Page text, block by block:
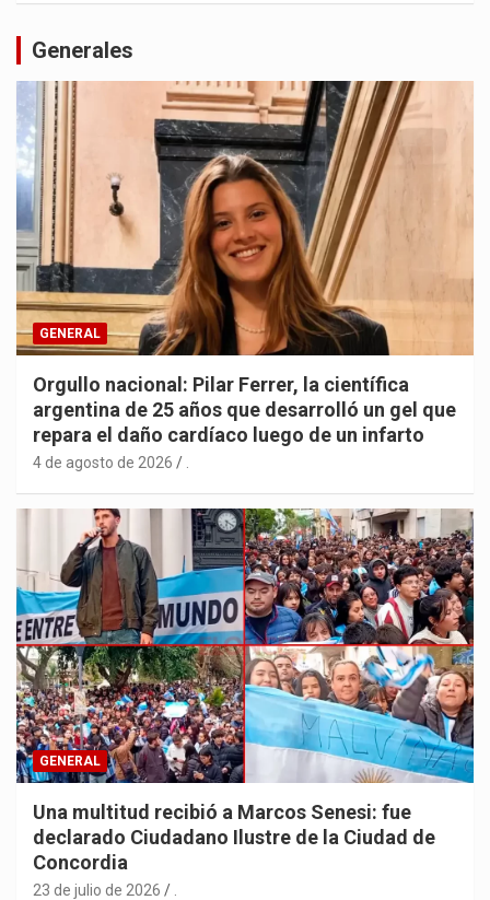
Generales
GENERAL
Orgullo nacional: Pilar Ferrer, la científica
argentina de 25 años que desarrolló un gel que
repara el daño cardíaco luego de un infarto
4 de agosto de 2026
GENERAL
Una multitud recibió a Marcos Senesi: fue
declarado Ciudadano Ilustre de la Ciudad de
Concordia
23 de julio de 2026